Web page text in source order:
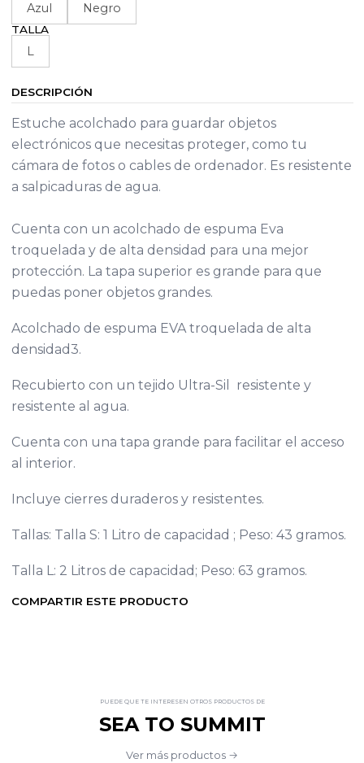
Azul Negro
TALLA
L
DESCRIPCIÓN
Estuche acolchado para guardar objetos
electrónicos que necesitas proteger, como tu
cámara de fotos o cables de ordenador. Es resistente
a salpicaduras de agua.
Cuenta con un acolchado de espuma Eva
troquelada y de alta densidad para una mejor
protección. La tapa superior es grande para que
puedas poner objetos grandes.
Acolchado de espuma EVA troquelada de alta
densidad3.
Recubierto con un tejido Ultra-Sil  resistente y
resistente al agua.
Cuenta con una tapa grande para facilitar el acceso
al interior.
Incluye cierres duraderos y resistentes.
Tallas: Talla S: 1 Litro de capacidad ; Peso: 43 gramos.
Talla L: 2 Litros de capacidad; Peso: 63 gramos.
COMPARTIR ESTE PRODUCTO
PUEDE QUE TE INTERESEN OTROS PRODUCTOS DE
SEA TO SUMMIT
Ver más productos